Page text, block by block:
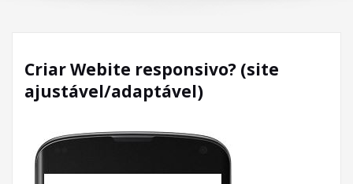
Criar Webite responsivo? (site
ajustável/adaptável)